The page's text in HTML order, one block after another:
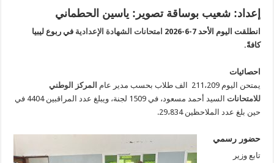
لهذا
العام
مغلقة
إعداد: شعيب بوساقة تصوير: ياسين الحطماني
انطلقت اليوم الأحد 7-6-2026 امتحانات الشهادة الإعدادية في ربوع ليبيا
كافةً.
احصائيات
يمتحن اليوم 211،209 الف طلاب بحسب مدير عام
المركز الوطني
للامتحانات
السيد أحمد مسعود، في 1509 لجنة، ويبلغ عدد المراقبين 4404 في
حين بلغ عدد الملاحظين 29،834.
حضور رسمي
تابع وزير